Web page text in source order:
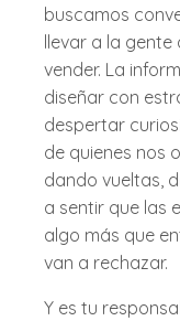
buscamos
llevar a la
vender. La
diseñar con
despertar
de quienes nos
dando vueltas,
a sentir que las
algo más que
van a rechazar.
Y es tu